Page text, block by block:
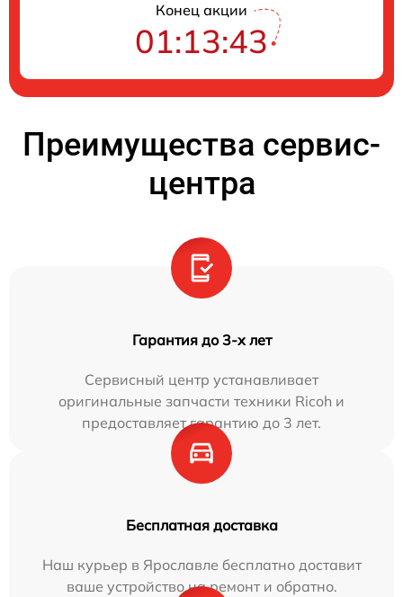
Конец акции
01:13:42
Преимущества сервис-
центра
Гарантия до 3-х лет
Сервисный центр устанавливает
оригинальные запчасти техники Ricoh и
предоставляет гарантию до 3 лет.
Бесплатная доставка
Наш курьер в Ярославле бесплатно доставит
ваше устройство на ремонт и обратно.